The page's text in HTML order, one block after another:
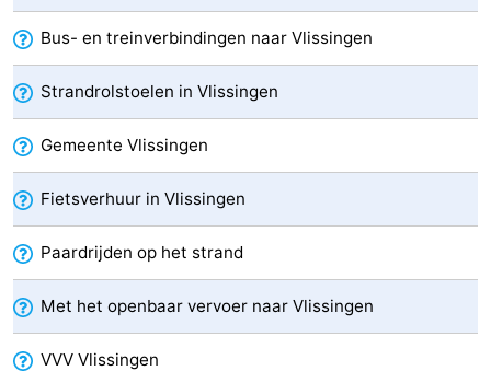
Zeeland
Schouwen-
Duiveland
-
Brouwershaven
-
Bruinisse
-
Zierikzee
-
Bus- en treinverbindingen naar Vlissingen
Strandrolstoelen in Vlissingen
Gemeente Vlissingen
Fietsverhuur in Vlissingen
Paardrijden op het strand
Met het openbaar vervoer naar Vlissingen
VVV Vlissingen